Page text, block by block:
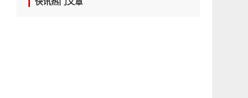
快讯热门文章